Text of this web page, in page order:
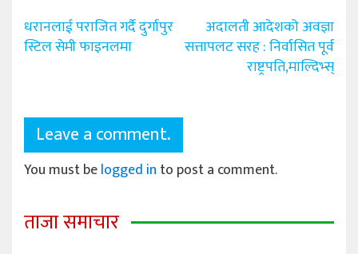
Post
navigation
धरानलाई पराजित गर्दै दुर्गापुर
स्टिल सेमी फाइनलमा
अदालती आदेशको अवज्ञा
सत्तापलट सरह : निर्वासित पूर्व
राष्ट्रपति,माल्दिभ्स्
Leave a comment.
You must belogged in to post a comment.
ताजा समाचार